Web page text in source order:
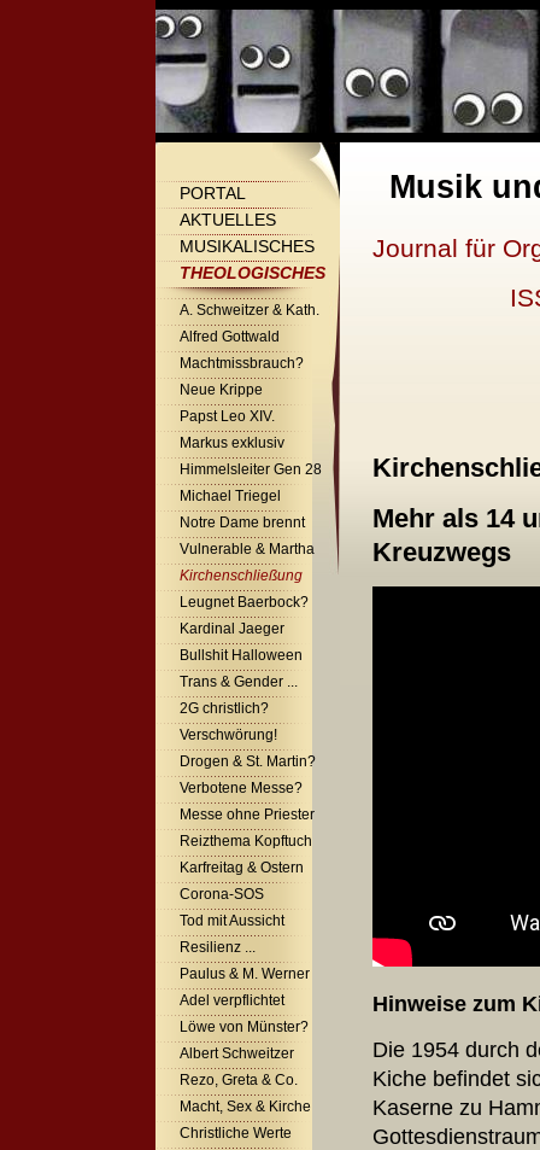
Musik
PORTAL
AKTUELLES
MUSIKALISCHES
THEOLOGISCHES
A. Schweitzer & Kath.
Alfred Gottwald
Machtmissbrauch?
Neue Krippe
Papst Leo XIV.
Markus exklusiv
Himmelsleiter Gen 28
Michael Triegel
Notre Dame brennt
Vulnerable & Martha
Kirchenschließung
Leugnet Baerbock?
Kardinal Jaeger
Bullshit Halloween
Trans & Gender ...
2G christlich?
Verschwörung!
Drogen & St. Martin?
Verbotene Messe?
Messe ohne Priester
Reizthema Kopftuch
Karfreitag & Ostern
Corona-SOS
Tod mit Aussicht
Resilienz ...
Paulus & M. Werner
Adel verpflichtet
Löwe von Münster?
Albert Schweitzer
Rezo, Greta & Co.
Macht, Sex & Kirche
Christliche Werte
Journal für
Mehr als 14
Kreuzwegs
Hinweise zum
Die 1954 durch
Kiche befindet
Kaserne zu